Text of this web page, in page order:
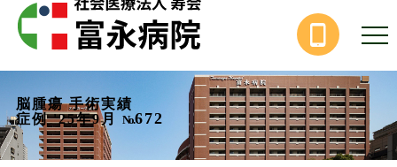
脳腫瘍 手術実績
症例 '25年9月
No.672